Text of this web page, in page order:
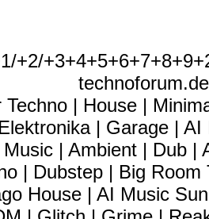
+2/
Techno | House |
| Garage |
| Ambient | Dub
| Dubstep | Big
House | AI Music